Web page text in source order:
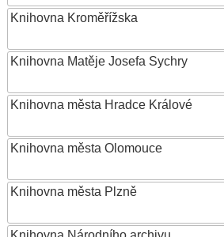
Knihovna Kroměřížska
Knihovna Matěje Josefa Sychry
Knihovna města Hradce Králové
Knihovna města Olomouce
Knihovna města Plzně